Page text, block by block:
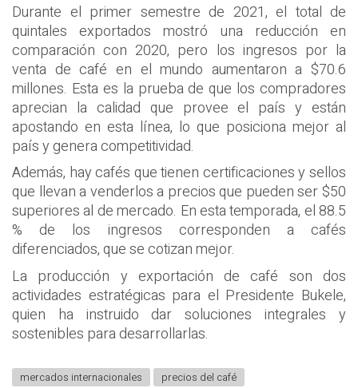
Durante el primer semestre de 2021, el total de
quintales exportados mostró una reducción en
comparación con 2020, pero los ingresos por la
venta de café en el mundo aumentaron a $70.6
millones. Esta es la prueba de que los compradores
aprecian la calidad que provee el país y están
apostando en esta línea, lo que posiciona mejor al
país y genera competitividad.
Además, hay cafés que tienen certificaciones y sellos
que llevan a venderlos a precios que pueden ser $50
superiores al de mercado. En esta temporada, el 88.5
% de los ingresos corresponden a cafés
diferenciados, que se cotizan mejor.
La producción y exportación de café son dos
actividades estratégicas para el Presidente Bukele,
quien ha instruido dar soluciones integrales y
sostenibles para desarrollarlas.
mercados internacionales precios del café